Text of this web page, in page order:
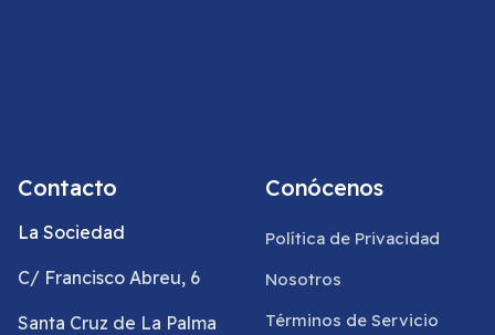
Contacto
La Sociedad
C/ Francisco Abreu, 6
Santa Cruz de La Palma
Conócenos
Política de Privacidad
Nosotros
Términos de Servicio